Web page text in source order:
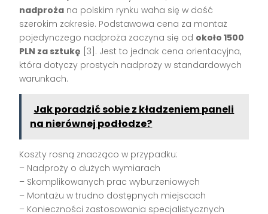
nadproża na polskim rynku waha się w dość
szerokim zakresie. Podstawowa cena za montaż
pojedynczego nadproża zaczyna się od około 1500
PLN za sztukę [3]. Jest to jednak cena orientacyjna,
która dotyczy prostych nadproży w standardowych
warunkach.
Jak poradzić sobie z kładzeniem paneli
na nierównej podłodze?
Koszty rosną znacząco w przypadku:
– Nadproży o dużych wymiarach
– Skomplikowanych prac wyburzeniowych
– Montażu w trudno dostępnych miejscach
– Konieczności zastosowania specjalistycznych